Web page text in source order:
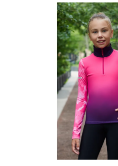
je
0,0
z
5
hvězdiček.